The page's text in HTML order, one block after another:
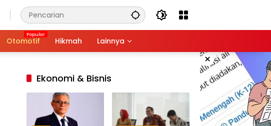
Otomotif Hikmah Lainnya
×
Ekonomi & Bisnis